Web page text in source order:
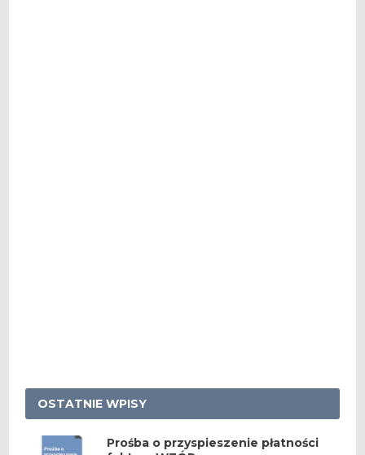
OSTATNIE WPISY
Prośba o przyspieszenie płatności